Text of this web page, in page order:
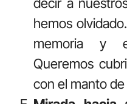
decir a
hemos
memoria y
Queremos
con el manto